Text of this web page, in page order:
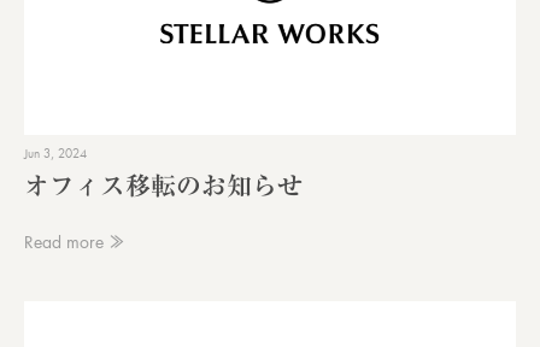
Jun 3, 2024
オフィス移転のお知らせ
Read more ≫